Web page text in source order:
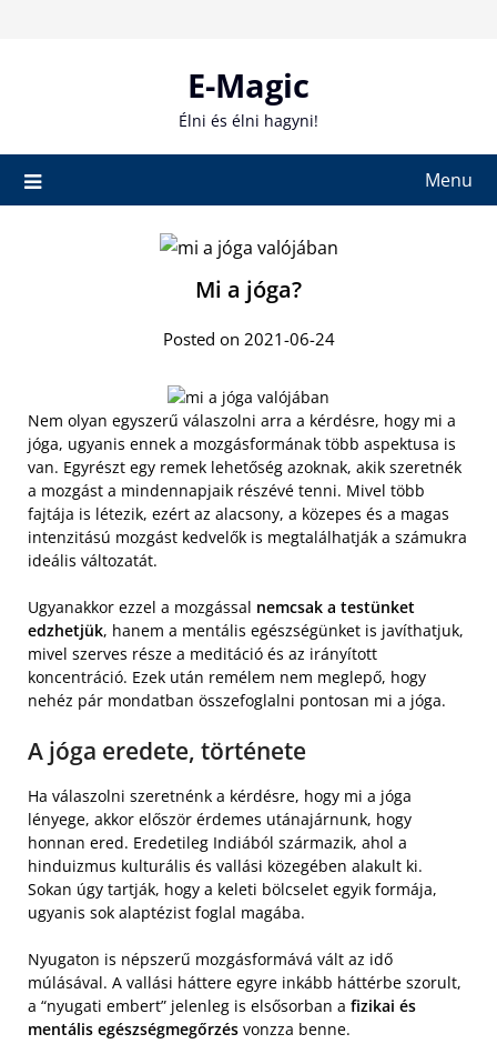
E-Magic
Élni és élni hagyni!
Menu
Mi a jóga?
Posted on 2021-06-24
Nem olyan egyszerű válaszolni arra a kérdésre, hogy mi a
jóga, ugyanis ennek a mozgásformának több aspektusa is
van. Egyrészt egy remek lehetőség azoknak, akik szeretnék
a mozgást a mindennapjaik részévé tenni. Mivel több
fajtája is létezik, ezért az alacsony, a közepes és a magas
intenzitású mozgást kedvelők is megtalálhatják a számukra
ideális változatát.
Ugyanakkor ezzel a mozgással nemcsak a testünket
edzhetjük, hanem a mentális egészségünket is javíthatjuk,
mivel szerves része a meditáció és az irányított
koncentráció. Ezek után remélem nem meglepő, hogy
nehéz pár mondatban összefoglalni pontosan mi a jóga.
A jóga eredete, története
Ha válaszolni szeretnénk a kérdésre, hogy mi a jóga
lényege, akkor először érdemes utánajárnunk, hogy
honnan ered. Eredetileg Indiából származik, ahol a
hinduizmus kulturális és vallási közegében alakult ki.
Sokan úgy tartják, hogy a keleti bölcselet egyik formája,
ugyanis sok alaptézist foglal magába.
Nyugaton is népszerű mozgásformává vált az idő
múlásával. A vallási háttere egyre inkább háttérbe szorult,
a “nyugati embert” jelenleg is elsősorban a fizikai és
mentális egészségmegőrzés vonzza benne.